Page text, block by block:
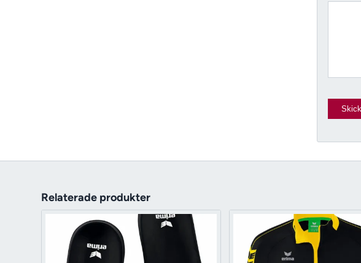
Relaterade produkter